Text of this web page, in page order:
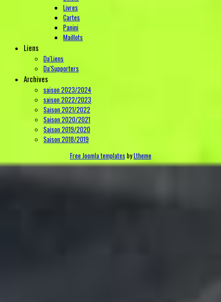
Livres
Cartes
Panini
Maillots
Liens
Da'Liens
Da'Supporters
Archives
saison 2023/2024
saison 2022/2023
Saison 2021/2022
Saison 2020/2021
Saison 2019/2020
Saison 2018/2019
Free Joomla templates byLtheme